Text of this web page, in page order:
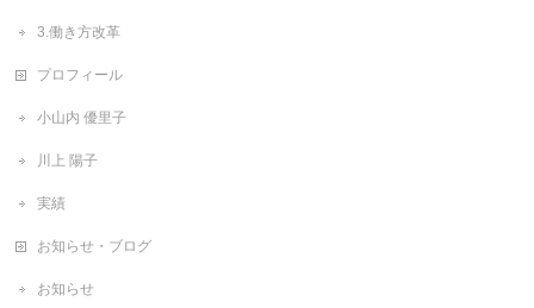
3.働き方改革
プロフィール
小山内 優里子
川上 陽子
実績
お知らせ・ブログ
お知らせ